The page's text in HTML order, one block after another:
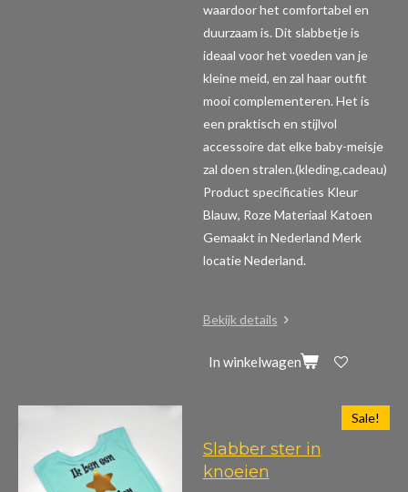
waardoor het comfortabel en
duurzaam is. Dit slabbetje is
ideaal voor het voeden van je
kleine meid, en zal haar outfit
mooi complementeren. Het is
een praktisch en stijlvol
accessoire dat elke baby-meisje
zal doen stralen.(kleding,cadeau)
Product specificaties Kleur
Blauw, Roze Materiaal Katoen
Gemaakt in Nederland Merk
locatie Nederland.
Bekijk details
In winkelwagen
Sale!
Slabber ster in
knoeien